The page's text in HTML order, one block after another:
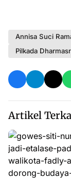
Annisa Suci
Pilkada
Artikel